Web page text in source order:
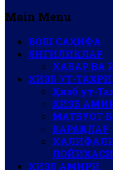
Main Menu
БОШ САҲИФА
ЯНГИЛИКЛАР
ХАБАР ВА
ҲИЗБ УТ-
Ҳизб ут-
ҲИЗБ
МАТБУОТ
ВАРАҚАЛАР
ЛОЙИҲАСИ
ҲИЗБ АМИРИ